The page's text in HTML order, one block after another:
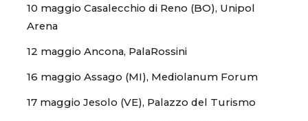
10 maggio Casalecchio di Reno (BO), Unipol
Arena
12 maggio Ancona, PalaRossini
16 maggio Assago (MI), Mediolanum Forum
17 maggio Jesolo (VE), Palazzo del Turismo